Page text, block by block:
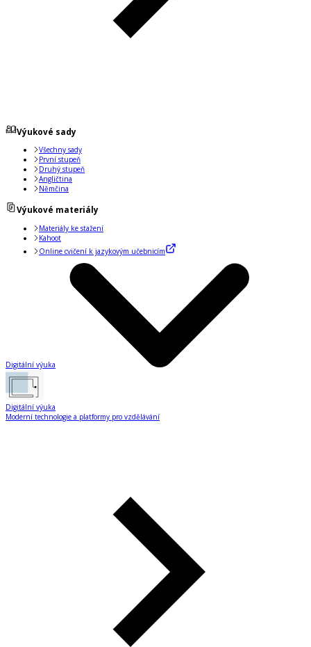
Výukové sady
Všechny sady
První stupeň
Druhý stupeň
Angličtina
Němčina
Výukové materiály
Materiály ke stažení
Kahoot
Online cvičení k jazykovým učebnicím
Digitální výuka
Digitální výuka
Moderní technologie a platformy pro vzdělávání